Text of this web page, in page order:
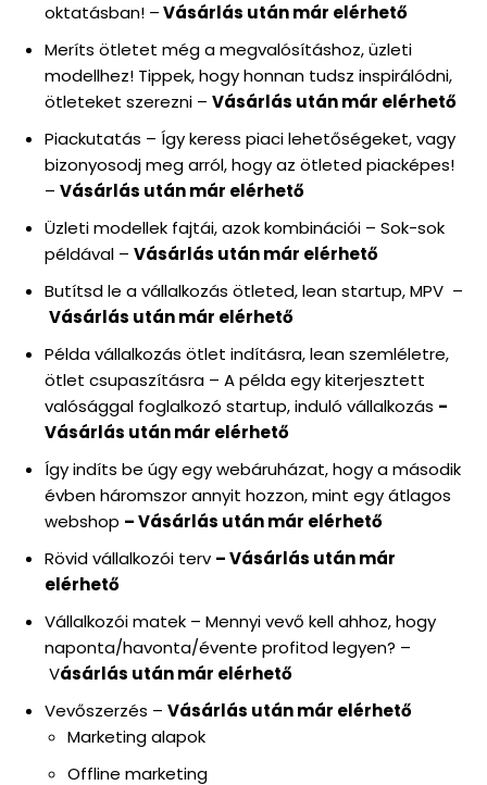
oktatásban! –Vásárlás után már elérhető
Meríts ötletet még a megvalósításhoz, üzleti
modellhez! Tippek, hogy honnan tudsz inspirálódni,
ötleteket szerezni – Vásárlás után már elérhető
Piackutatás – Így keress piaci lehetőségeket, vagy
bizonyosodj meg arról, hogy az ötleted piacképes!
– Vásárlás után már elérhető
Üzleti modellek fajtái, azok kombinációi – Sok-sok
példával – Vásárlás után már elérhető
Butítsd le a vállalkozás ötleted, lean startup, MPV –
Vásárlás után már elérhető
Példa vállalkozás ötlet indításra, lean szemléletre,
ötlet csupaszításra – A példa egy kiterjesztett
valósággal foglalkozó startup, induló vállalkozás -
Vásárlás után már elérhető
Így indíts be úgy egy webáruházat, hogy a második
évben háromszor annyit hozzon, mint egy átlagos
webshop – Vásárlás után már elérhető
Rövid vállalkozói terv – Vásárlás után már
elérhető
Vállalkozói matek – Mennyi vevő kell ahhoz, hogy
naponta/havonta/évente profitod legyen? –
Vásárlás után már elérhető
Vevőszerzés – Vásárlás után már elérhető
Marketing alapok
Offline marketing